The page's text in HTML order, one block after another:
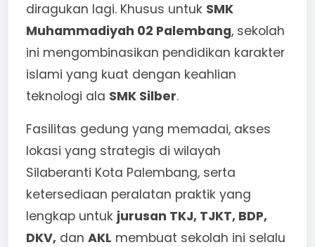
diragukan lagi. Khusus untuk SMK
Muhammadiyah 02 Palembang, sekolah
ini mengombinasikan pendidikan karakter
islami yang kuat dengan keahlian
teknologi ala SMK Silber.
Fasilitas gedung yang memadai, akses
lokasi yang strategis di wilayah
Silaberanti Kota Palembang, serta
ketersediaan peralatan praktik yang
lengkap untuk jurusan TKJ, TJKT, BDP,
DKV, dan AKL membuat sekolah ini selalu